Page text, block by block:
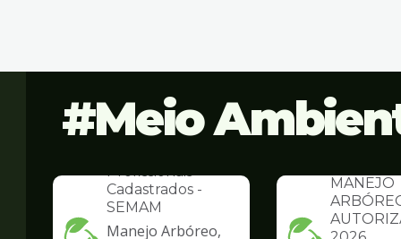
Meio
INSTITUCIONAL
Cadastrados -
SEMAM
Manejo Arbóreo,
MANEJO